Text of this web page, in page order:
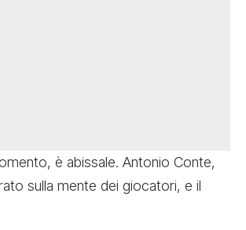
è abissale. Antonio Conte,
sulla mente dei giocatori, e il